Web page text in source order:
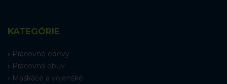
KATEGÓRIE
Pracovné odevy
Pracovná obuv
Maskáče a vojenské